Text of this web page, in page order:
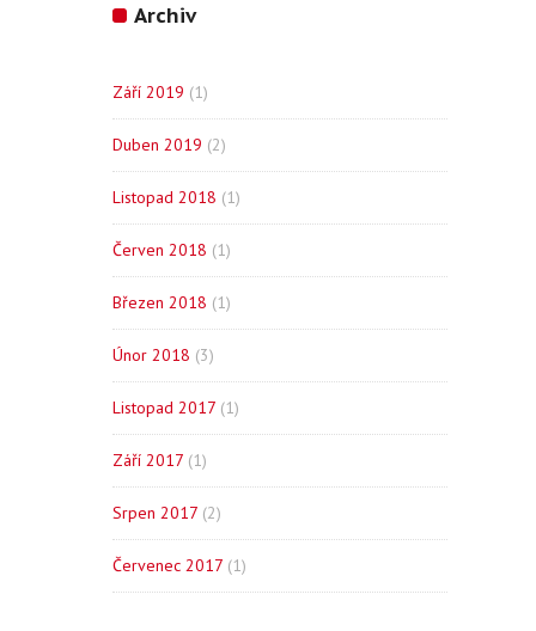
Archiv
Září 2019 (1)
Duben 2019 (2)
Listopad 2018 (1)
Červen 2018 (1)
Březen 2018 (1)
Únor 2018 (3)
Listopad 2017 (1)
Září 2017 (1)
Srpen 2017 (2)
Červenec 2017 (1)